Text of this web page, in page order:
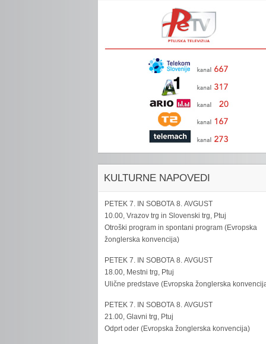
KULTURNE NAPOVEDI
PETEK 7. IN SOBOTA 8. AVGUST
10.00, Vrazov trg in Slovenski trg, Ptuj
Otroški program in spontani program (Evropska
žonglerska konvencija)
PETEK 7. IN SOBOTA 8. AVGUST
18.00, Mestni trg, Ptuj
Ulične predstave (Evropska žonglerska
PETEK 7. IN SOBOTA 8. AVGUST
21.00, Glavni trg, Ptuj
Odprt oder (Evropska žonglerska konvencija)